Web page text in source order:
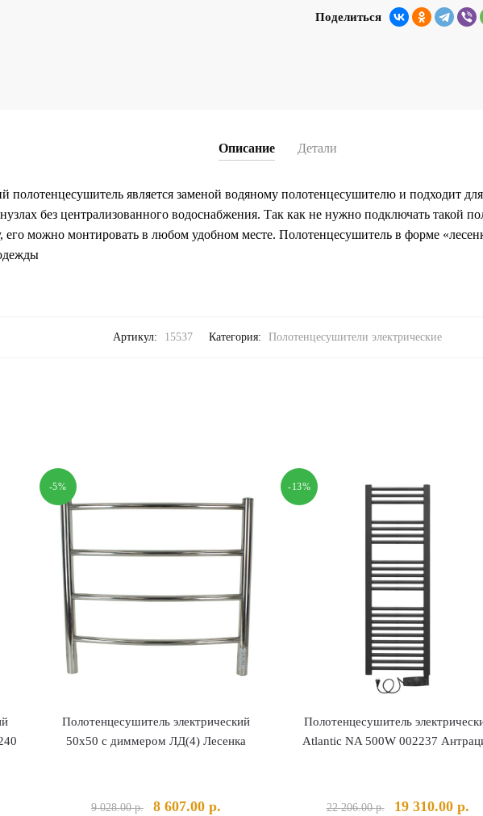
Поделиться
Описание Детали
полотенцесушитель является заменой водяному полотенцесушителю и подходит
без централизованного водоснабжения. Так как не нужно подключать такой
его можно монтировать в любом удобном месте. Полотенцесушитель в форме
Артикул: 15537 Категория: Полотенцесушители электрические
-5%
Полотенцесушитель электрический
50х50 с диммером ЛД(4) Лесенка
9 028.00р.
Первоначальная
8 607.00 р.
-13%
Полотенцесушитель
Atlantic NA 500W 002237
22 206.00р. 19 310.00 р.